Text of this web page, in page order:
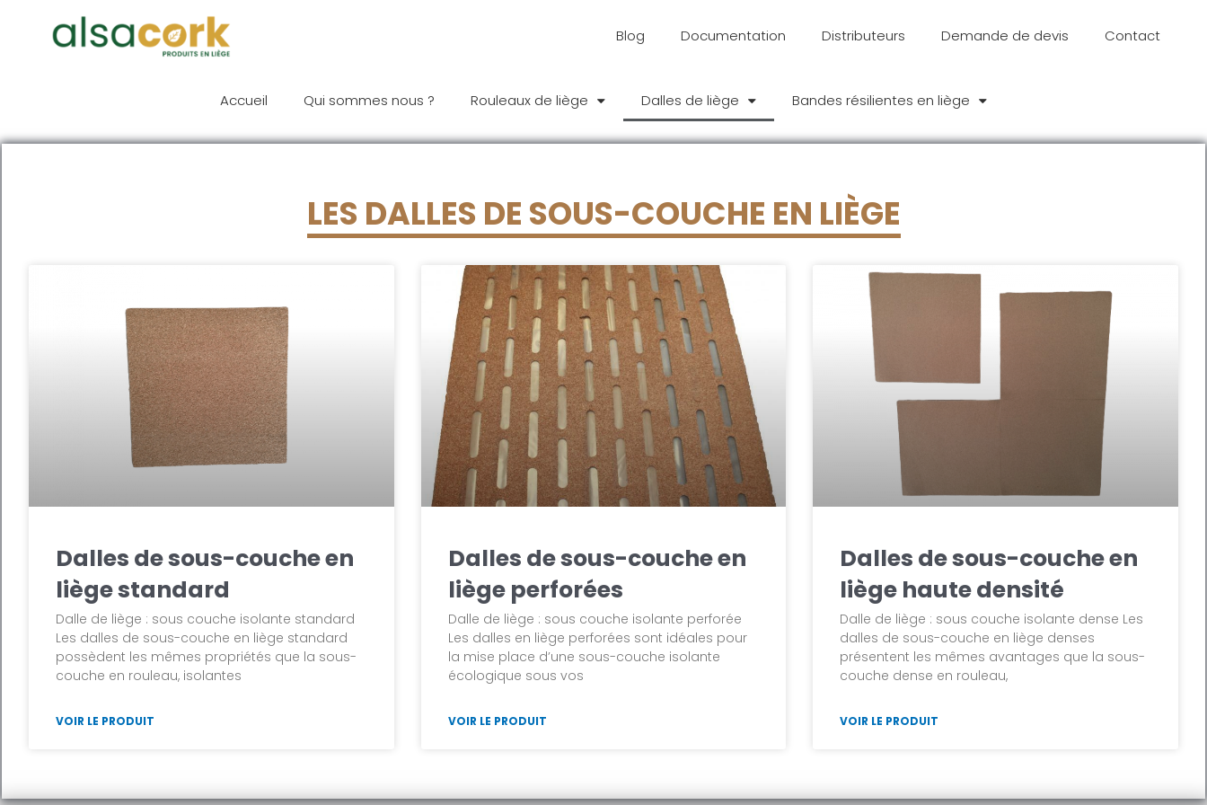
Blog Documentation Distributeurs Demande de devis Contact
Accueil Qui sommes nous ? Rouleaux de liège Dalles de liège Bandes résilientes en liège
LES DALLES DE SOUS-COUCHE EN LIÈGE
Dalles de sous-couche en
liège standard
Dalle de liège : sous couche isolante standard
Les dalles de sous-couche en liège standard
possèdent les mêmes propriétés que la sous-
couche en rouleau, isolantes
VOIR LE PRODUIT
Dalles de sous-couche en
liège perforées
Dalle de liège : sous couche isolante perforée
Les dalles en liège perforées sont idéales pour
la mise place d’une sous-couche isolante
écologique sous vos
VOIR LE PRODUIT
Dalles de sous-couche en
liège haute densité
Dalle de liège : sous couche isolante dense Les
dalles de sous-couche en liège denses
présentent les mêmes avantages que la sous-
couche dense en rouleau,
VOIR LE PRODUIT